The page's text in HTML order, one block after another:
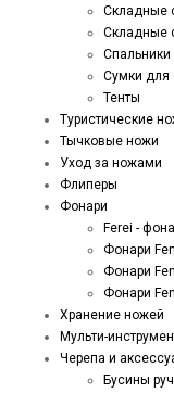
Складные
Складные
Спальники
Сумки для
Тенты
Туристические
Тычковые ножи
Уход за ножами
Флиперы
Фонари
Ferei -
Фонари
Фонари
Фонари
Хранение ножей
Мульти-
Черепа и
Бусины